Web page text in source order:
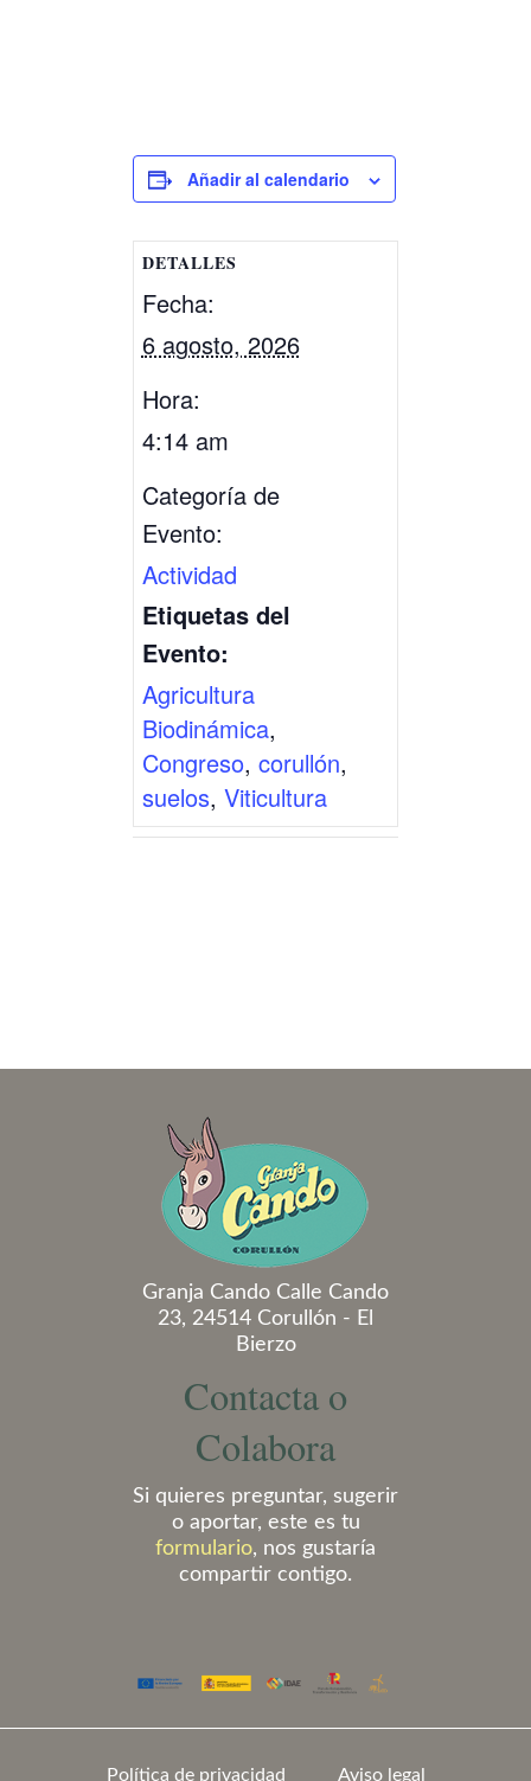
Añadir al calendario
DETALLES
Fecha:
6 agosto, 2026
Hora:
4:14 am
Categoría de
Evento:
Actividad
Etiquetas del
Evento:
Agricultura
Biodinámica,
Congreso, corullón,
suelos, Viticultura
Granja Cando Calle Cando
23, 24514 Corullón - El
Bierzo
Contacta o
Colabora
Si quieres preguntar, sugerir
o aportar, este es tu
formulario, nos gustaría
compartir contigo.
Política de privacidad Aviso legal